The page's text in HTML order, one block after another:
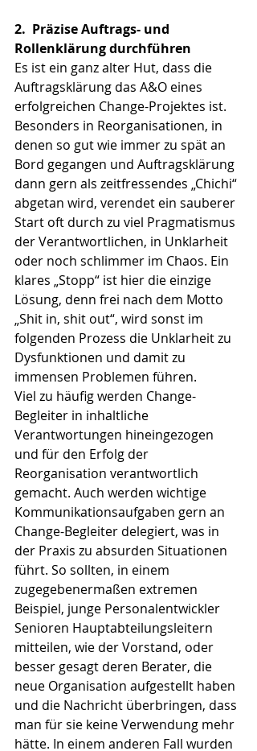
2. Präzise Auftrags- und
Rollenklärung durchführen
Es ist ein ganz alter Hut, dass die
Auftragsklärung das A&O eines
erfolgreichen Change-Projektes ist.
Besonders in Reorganisationen, in
denen so gut wie immer zu spät an
Bord gegangen und Auftragsklärung
dann gern als zeitfressendes „Chichi“
abgetan wird, verendet ein sauberer
Start oft durch zu viel Pragmatismus
der Verantwortlichen, in Unklarheit
oder noch schlimmer im Chaos. Ein
klares „Stopp“ ist hier die einzige
Lösung, denn frei nach dem Motto
„Shit in, shit out“, wird sonst im
folgenden Prozess die Unklarheit zu
Dysfunktionen und damit zu
immensen Problemen führen.
Viel zu häufig werden Change-
Begleiter in inhaltliche
Verantwortungen hineingezogen
und für den Erfolg der
Reorganisation verantwortlich
gemacht. Auch werden wichtige
Kommunikationsaufgaben gern an
Change-Begleiter delegiert, was in
der Praxis zu absurden Situationen
führt. So sollten, in einem
zugegebenermaßen extremen
Beispiel, junge Personalentwickler
Senioren Hauptabteilungsleitern
mitteilen, wie der Vorstand, oder
besser gesagt deren Berater, die
neue Organisation aufgestellt haben
und die Nachricht überbringen, dass
man für sie keine Verwendung mehr
hätte. In einem anderen Fall wurden